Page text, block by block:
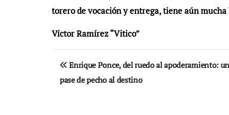
torero de vocación y entrega, tiene aún
Víctor Ramírez “Vitico”
Navegación
de
Enrique Ponce, del ruedo al apoderamiento: un
pase de pecho al destino